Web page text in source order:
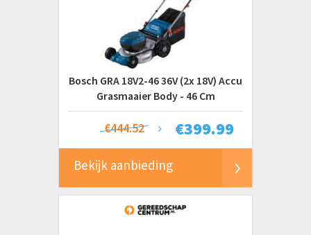
Bosch GRA 18V2-46 36V (2x 18V) Accu
Grasmaaier Body - 46 Cm
€399.99
€444.52
Bekijk aanbieding